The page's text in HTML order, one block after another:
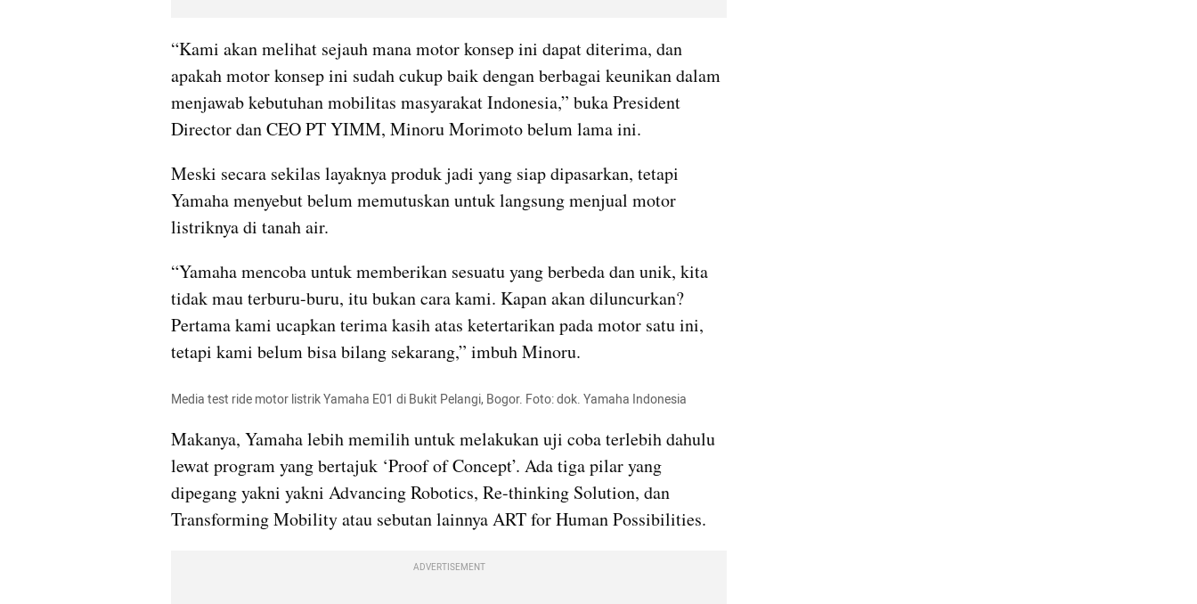
“Kami akan melihat sejauh mana motor konsep ini dapat diterima, dan
apakah motor konsep ini sudah cukup baik dengan berbagai keunikan dalam
menjawab kebutuhan mobilitas masyarakat Indonesia,” buka President
Director dan CEO PT YIMM, Minoru Morimoto belum lama ini.
Meski secara sekilas layaknya produk jadi yang siap dipasarkan, tetapi
Yamaha menyebut belum memutuskan untuk langsung menjual motor
listriknya di tanah air.
“Yamaha mencoba untuk memberikan sesuatu yang berbeda dan unik, kita
tidak mau terburu-buru, itu bukan cara kami. Kapan akan diluncurkan?
Pertama kami ucapkan terima kasih atas ketertarikan pada motor satu ini,
tetapi kami belum bisa bilang sekarang,” imbuh Minoru.
Media test ride motor listrik Yamaha E01 di Bukit Pelangi, Bogor. Foto: dok. Yamaha Indonesia
Makanya, Yamaha lebih memilih untuk melakukan uji coba terlebih dahulu
lewat program yang bertajuk ‘Proof of Concept’. Ada tiga pilar yang
dipegang yakni yakni Advancing Robotics, Re-thinking Solution, dan
Transforming Mobility atau sebutan lainnya ART for Human Possibilities.
ADVERTISEMENT